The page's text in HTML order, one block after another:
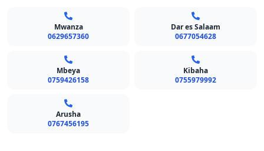
Mwanza
0629657360
Dar es Salaam
0677054628
Mbeya
0759426158
Kibaha
0755979992
Arusha
0767456195